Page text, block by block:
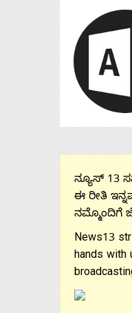
ನ್ಯೂಸ್ 13
ಈ ರೀತಿ
ನಮ್ಮೊಂದಿಗೆ
News13
hands with